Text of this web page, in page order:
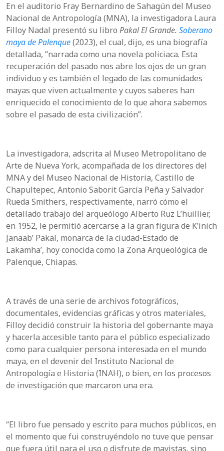
En el auditorio Fray Bernardino de Sahagún del Museo
Nacional de Antropología (MNA), la investigadora Laura
Filloy Nadal presentó su libro PakalEl Grande. Soberano
mayadePalenque(2023), el cual, dijo, es una biografía
detallada, “narrada como una novela policiaca. Esta
recuperación del pasado nos abre los ojos de un gran
individuo y es también el legado de las comunidades
mayas que viven actualmente y cuyos saberes han
enriquecido el conocimiento de lo que ahora sabemos
sobre el pasado de esta civilización”.
La investigadora, adscrita al Museo Metropolitano de
Arte de Nueva York, acompañada de los directores del
MNA y del Museo Nacional de Historia, Castillo de
Chapultepec, Antonio SaboritGarcía Peña y Salvador
Rueda Smithers, respectivamente, narró cómo el
detallado trabajo del arqueólogo Alberto Ruz L’huillier,
en 1952, le permitió acercarse a la gran figura de K’inich
Janaab’ Pakal, monarca de la ciudad-Estado de
Lakamha’, hoy conocida como la Zona Arqueológica de
Palenque, Chiapas.
A través de una serie de archivos fotográficos,
documentales, evidencias gráficas y otros materiales,
Filloydecidió construir la historia del gobernante maya
y hacerla accesible tanto para el público especializado
como para cualquier persona interesada en el mundo
maya, en el devenirdel Instituto Nacional de
Antropología e Historia (INAH), o bien, en los procesos
de investigación que marcaron una era.
“El libro fue pensado yescrito para muchos públicos, en
el momento que fui construyéndolo no tuve que pensar
que fuera útil para el uso o disfrute de mayistas, sino